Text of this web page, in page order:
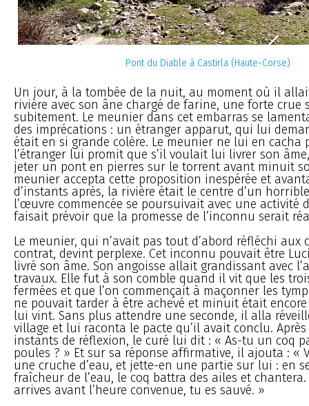
Pont du Diable à Castirla (Haute-Corse)
Un jour, à la tombée de la nuit, au moment où il
rivière avec son âne chargé de farine, une forte crue
subitement. Le meunier dans cet embarras se
des imprécations : un étranger apparut, qui lui
était en si grande colère. Le meunier ne lui en cacha
l’étranger lui promit que s’il voulait lui livrer son
jeter un pont en pierres sur le torrent avant minuit
meunier accepta cette proposition inespérée et
d’instants après, la rivière était le centre d’un
l’œuvre commencée se poursuivait avec une activité
faisait prévoir que la promesse de l’inconnu serait
Le meunier, qui n’avait pas tout d’abord réfléchi aux
contrat, devint perplexe. Cet inconnu pouvait être
livré son âme. Son angoisse allait grandissant avec
travaux. Elle fut à son comble quand il vit que les
fermées et que l’on commençait à maçonner les
ne pouvait tarder à être achevé et minuit était
lui vint. Sans plus attendre une seconde, il alla
village et lui raconta le pacte qu’il avait conclu.
instants de réflexion, le curé lui dit : « As-tu un coq
poules ? » Et sur sa réponse affirmative, il ajouta : «
une cruche d’eau, et jette-en une partie sur lui : en
fraîcheur de l’eau, le coq battra des ailes et
arrives avant l’heure convenue, tu es sauvé. »